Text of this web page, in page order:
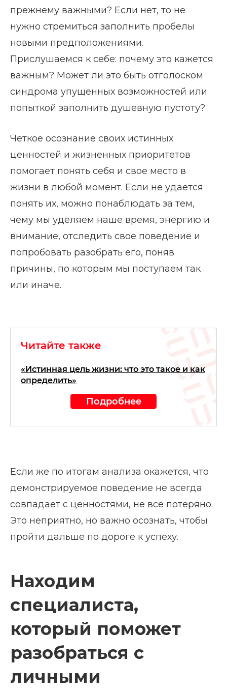
прежнему важными? Если нет, то не
нужно стремиться заполнить пробелы
новыми предположениями.
Прислушаемся к себе: почему это кажется
важным? Может ли это быть отголоском
синдрома упущенных возможностей или
попыткой заполнить душевную пустоту?
Четкое осознание своих истинных
ценностей и жизненных приоритетов
помогает понять себя и свое место в
жизни в любой момент. Если не удается
понять их, можно понаблюдать за тем,
чему мы уделяем наше время, энергию и
внимание, отследить свое поведение и
попробовать разобрать его, поняв
причины, по которым мы поступаем так
или иначе.
Читайте также
«Истинная цель жизни: что это такое и как
определить»
Подробнее
Если же по итогам анализа окажется, что
демонстрируемое поведение не всегда
совпадает с ценностями, не все потеряно.
Это неприятно, но важно осознать, чтобы
пройти дальше по дороге к успеху.
Находим
специалиста,
который поможет
разобраться с
личными